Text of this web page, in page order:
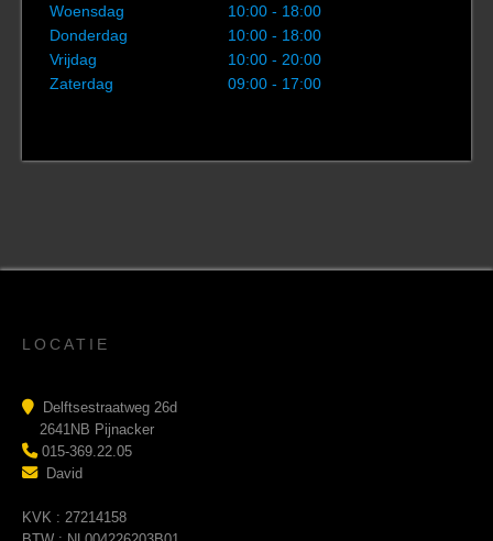
Woensdag
10:00 - 18:00
Donderdag
10:00 - 18:00
Vrijdag
10:00 - 20:00
Zaterdag
09:00 - 17:00
LOCATIE
Delftsestraatweg 26d
2641NB Pijnacker
015-369.22.05
David
KVK : 27214158